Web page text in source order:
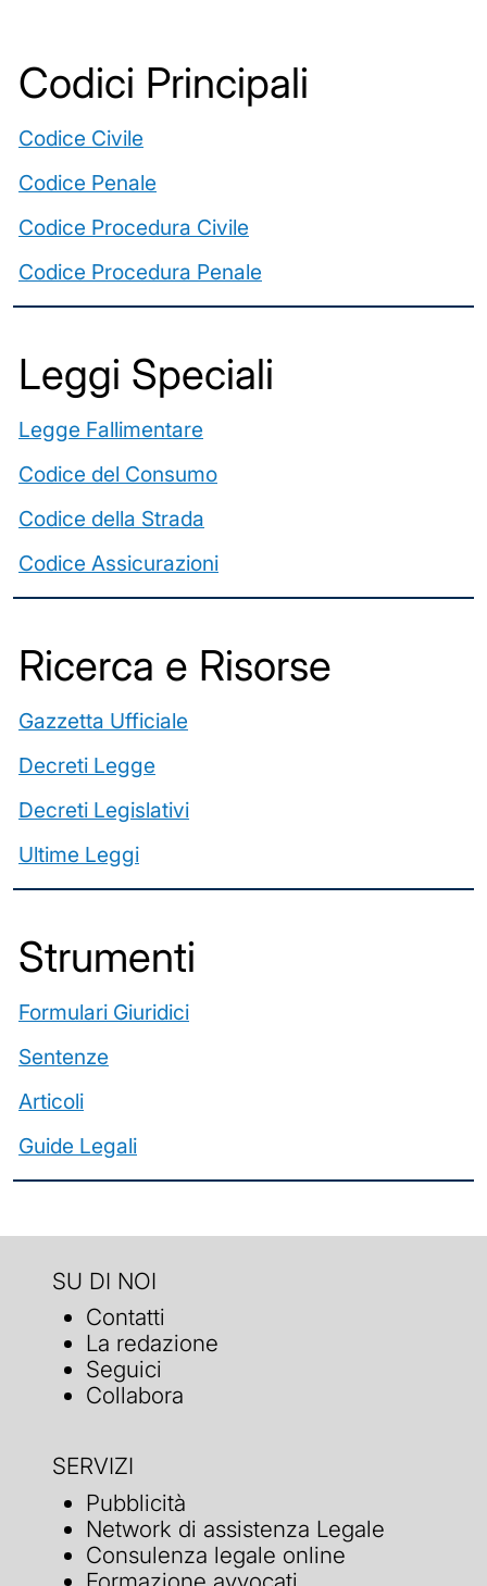
Codici Principali
Codice Civile
Codice Penale
Codice Procedura Civile
Codice Procedura Penale
Leggi Speciali
Legge Fallimentare
Codice del Consumo
Codice della Strada
Codice Assicurazioni
Ricerca e Risorse
Gazzetta Ufficiale
Decreti Legge
Decreti Legislativi
Ultime Leggi
️Strumenti
Formulari Giuridici
Sentenze
Articoli
Guide Legali
SU DI NOI
Contatti
La redazione
Seguici
Collabora
SERVIZI
Pubblicità
Network di assistenza Legale
Consulenza legale online